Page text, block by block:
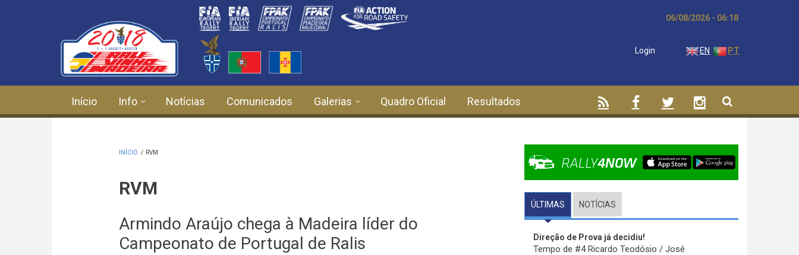
06/08/2026 - 06:18
Login EN PT
Início Info Notícias Comunicados Galerias Quadro Oficial Resultados
INÍCIO / RVM
RVM
Armindo Araújo chega à Madeira líder do
Campeonato de Portugal de Ralis
ÚLTIMAS (SEPARADOR ATIVO)
NOTÍCIAS
Direção de Prova já decidiu!
Tempo de #4 Ricardo Teodósio / José